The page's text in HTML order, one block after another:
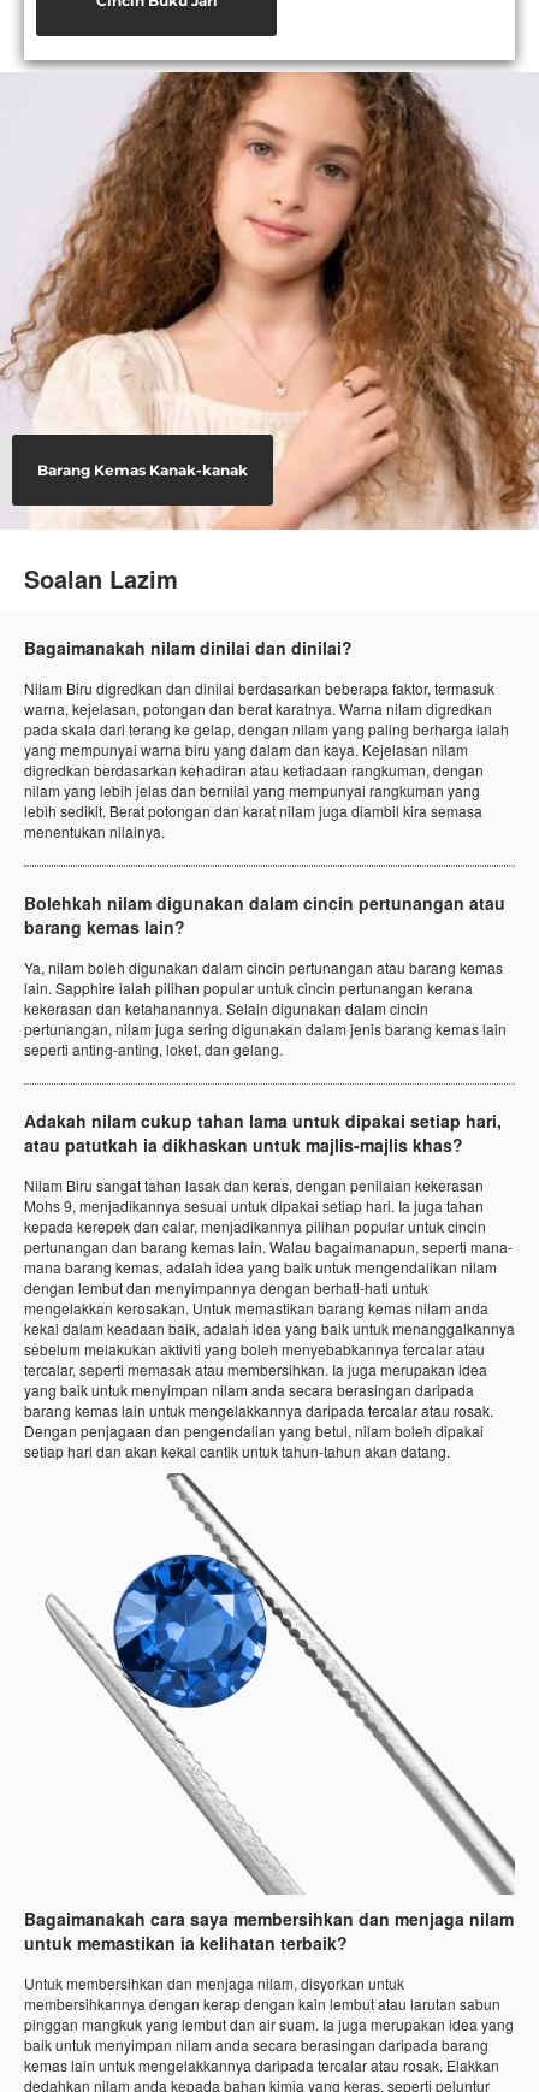
Barang Kemas Kanak-kanak
Soalan Lazim
Bagaimanakah nilam dinilai dan dinilai?
Nilam Biru digredkan dan dinilai berdasarkan beberapa faktor, termasuk
warna, kejelasan, potongan dan berat karatnya. Warna nilam digredkan
pada skala dari terang ke gelap, dengan nilam yang paling berharga ialah
yang mempunyai warna biru yang dalam dan kaya. Kejelasan nilam
digredkan berdasarkan kehadiran atau ketiadaan rangkuman, dengan
nilam yang lebih jelas dan bernilai yang mempunyai rangkuman yang
lebih sedikit. Berat potongan dan karat nilam juga diambil kira semasa
menentukan nilainya.
Bolehkah nilam digunakan dalam cincin pertunangan atau
barang kemas lain?
Ya, nilam boleh digunakan dalam cincin pertunangan atau barang kemas
lain. Sapphire ialah pilihan popular untuk cincin pertunangan kerana
kekerasan dan ketahanannya. Selain digunakan dalam cincin
pertunangan, nilam juga sering digunakan dalam jenis barang kemas lain
seperti anting-anting, loket, dan gelang.
Adakah nilam cukup tahan lama untuk dipakai setiap hari,
atau patutkah ia dikhaskan untuk majlis-majlis khas?
Nilam Biru sangat tahan lasak dan keras, dengan penilaian kekerasan
Mohs 9, menjadikannya sesuai untuk dipakai setiap hari. Ia juga tahan
kepada kerepek dan calar, menjadikannya pilihan popular untuk cincin
pertunangan dan barang kemas lain. Walau bagaimanapun, seperti mana-
mana barang kemas, adalah idea yang baik untuk mengendalikan nilam
dengan lembut dan menyimpannya dengan berhati-hati untuk
mengelakkan kerosakan. Untuk memastikan barang kemas nilam anda
kekal dalam keadaan baik, adalah idea yang baik untuk menanggalkannya
sebelum melakukan aktiviti yang boleh menyebabkannya tercalar atau
tercalar, seperti memasak atau membersihkan. Ia juga merupakan idea
yang baik untuk menyimpan nilam anda secara berasingan daripada
barang kemas lain untuk mengelakkannya daripada tercalar atau rosak.
Dengan penjagaan dan pengendalian yang betul, nilam boleh dipakai
setiap hari dan akan kekal cantik untuk tahun-tahun akan datang.
Bagaimanakah cara saya membersihkan dan menjaga nilam
untuk memastikan ia kelihatan terbaik?
Untuk membersihkan dan menjaga nilam, disyorkan untuk
membersihkannya dengan kerap dengan kain lembut atau larutan sabun
pinggan mangkuk yang lembut dan air suam. Ia juga merupakan idea yang
baik untuk menyimpan nilam anda secara berasingan daripada barang
kemas lain untuk mengelakkannya daripada tercalar atau rosak. Elakkan
dedahkan nilam anda kepada bahan kimia yang keras, seperti peluntur